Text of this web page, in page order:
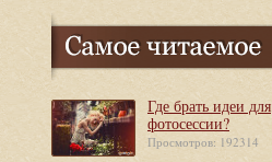
Где брать идеи для
фотосессии?
Просмотров: 192314